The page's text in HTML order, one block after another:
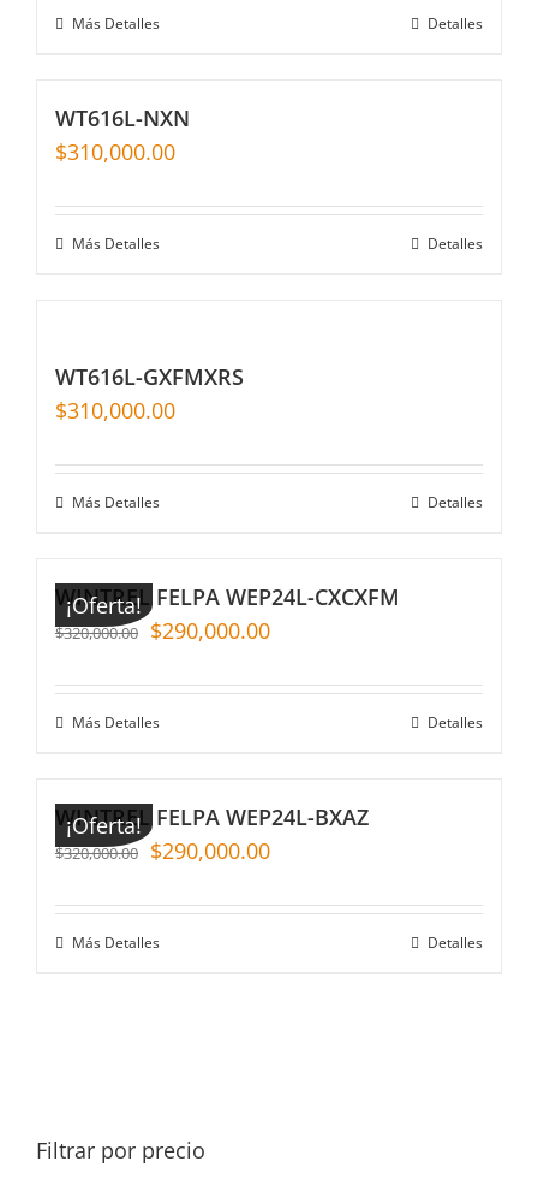
Más Detalles Detalles
WT616L-NXN
$310,000.00
Más Detalles Detalles
WT616L-GXFMXRS
$310,000.00
Más Detalles Detalles
¡Oferta!
WINTREL FELPA WEP24L-CXCXFM
$320,000.00 $290,000.00
Más Detalles Detalles
¡Oferta!
WINTREL FELPA WEP24L-BXAZ
$320,000.00 $290,000.00
Más Detalles Detalles
Filtrar por precio